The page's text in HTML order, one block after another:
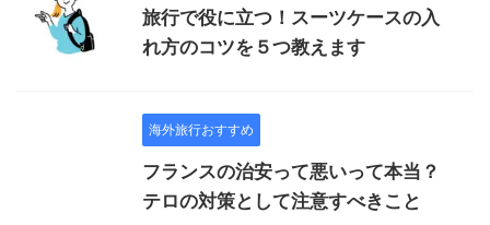
旅行で役に立つ！スーツケースの入
れ方のコツを５つ教えます
海外旅行おすすめ
フランスの治安って悪いって本当？
テロの対策として注意すべきこと